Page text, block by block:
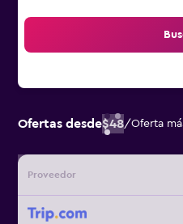
Ofertas desde$48/Oferta
Proveedor